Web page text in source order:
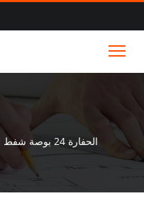
الحفارة 24 بوصة شفط القاطع تنتهي التكليف في الشرق الأوسط